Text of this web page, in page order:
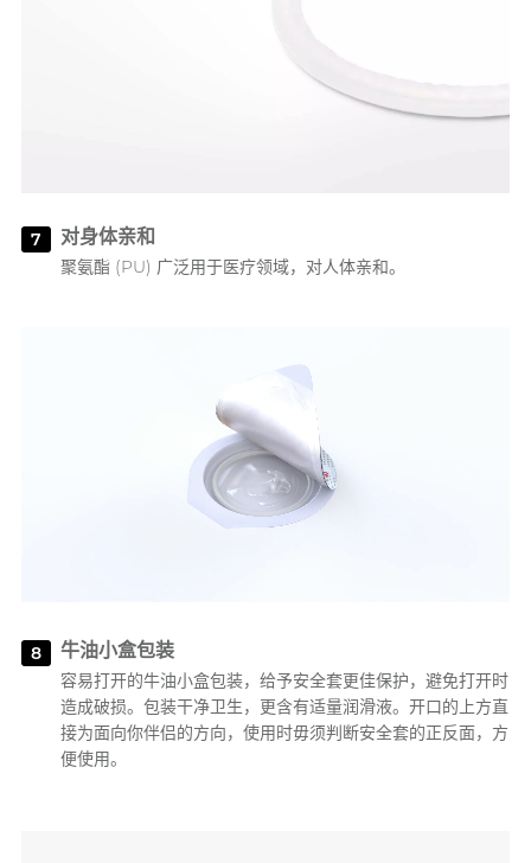
7 对身体亲和
聚氨酯 (PU) 广泛用于医疗领域，对人体亲和。
8 牛油小盒包装
容易打开的牛油小盒包装，给予安全套更佳保护，避免打开时
造成破损。包装干净卫生，更含有适量润滑液。开口的上方直
接为面向你伴侣的方向，使用时毋须判断安全套的正反面，方
便使用。